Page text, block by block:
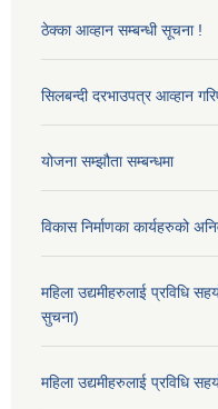
ठेक्का आव्हान सम्बन्धी सूचना !
सिलबन्दी दरभाउपत्र आव्हान
योजना सम्झौता सम्बन्धमा
विकास निर्माणका कार्यहरुको
महिला उद्यमीहरुलाई प्रविधि
सुचना)
महिला उद्यमीहरुलाई प्रविधि